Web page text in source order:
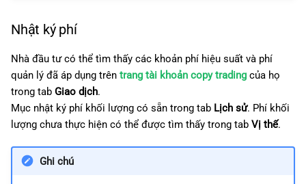
Nhật ký phí
Nhà đầu tư có thể tìm thấy các khoản phí hiệu suất và phí
quản lý đã áp dụng trên trang tài khoản copy trading của họ
trong tab Giao dịch.
Mục nhật ký phí khối lượng có sẵn trong tab Lịch sử. Phí khối
lượng chưa thực hiện có thể được tìm thấy trong tab Vị thế.
Ghi chú